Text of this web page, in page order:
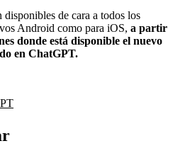
disponibles de cara a todos los
Android como para iOS, a partir
donde está disponible el nuevo
en ChatGPT.